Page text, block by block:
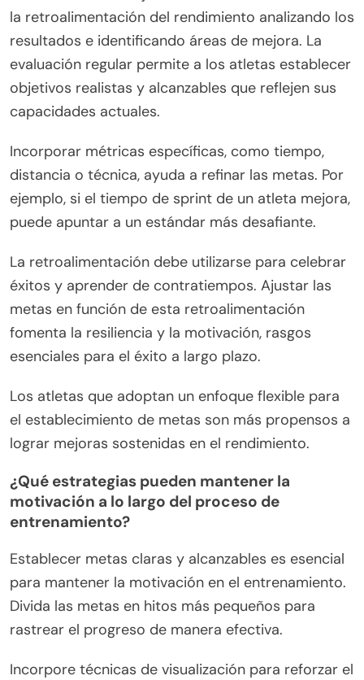
la retroalimentación del rendimiento analizando los
resultados e identificando áreas de mejora. La
evaluación regular permite a los atletas establecer
objetivos realistas y alcanzables que reflejen sus
capacidades actuales.
Incorporar métricas específicas, como tiempo,
distancia o técnica, ayuda a refinar las metas. Por
ejemplo, si el tiempo de sprint de un atleta mejora,
puede apuntar a un estándar más desafiante.
La retroalimentación debe utilizarse para celebrar
éxitos y aprender de contratiempos. Ajustar las
metas en función de esta retroalimentación
fomenta la resiliencia y la motivación, rasgos
esenciales para el éxito a largo plazo.
Los atletas que adoptan un enfoque flexible para
el establecimiento de metas son más propensos a
lograr mejoras sostenidas en el rendimiento.
¿Qué estrategias pueden mantener la
motivación a lo largo del proceso de
entrenamiento?
Establecer metas claras y alcanzables es esencial
para mantener la motivación en el entrenamiento.
Divida las metas en hitos más pequeños para
rastrear el progreso de manera efectiva.
Incorpore técnicas de visualización para reforzar el